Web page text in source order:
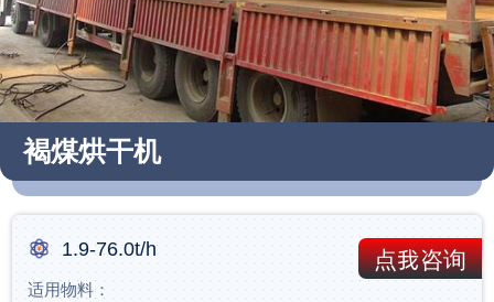
褐煤烘干机
点我咨询
1.9-76.0t/h
适用物料：